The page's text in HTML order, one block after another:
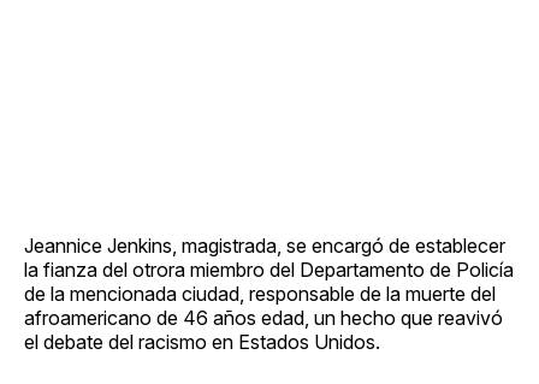
Jeannice Jenkins, magistrada, se encargó de establecer
la fianza del otrora miembro del Departamento de Policía
de la mencionada ciudad, responsable de la muerte del
afroamericano de 46 años edad, un hecho que reavivó
el debate del racismo en Estados Unidos.